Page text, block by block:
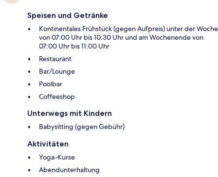
Speisen und Getränke
Kontinentales Frühstück (gegen Aufpreis) unter der Woche
von 07:00 Uhr bis 10:30 Uhr und am Wochenende von
07:00 Uhr bis 11:00 Uhr
Restaurant
Bar/Lounge
Poolbar
Coffeeshop
Unterwegs mit Kindern
Babysitting (gegen Gebühr)
Aktivitäten
Yoga-Kurse
Abendunterhaltung